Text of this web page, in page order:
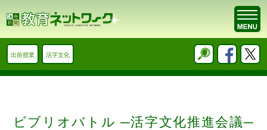
出前授業 活字文化
ビブリオバトル ─活字文化推進会議─